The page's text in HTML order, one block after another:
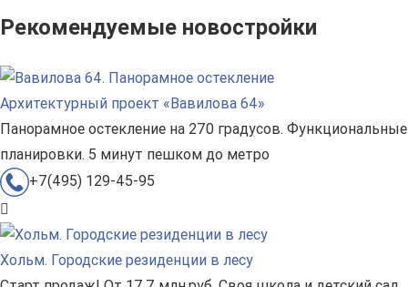
Рекомендуемые новостройки
Архитектурный проект «Вавилова 64»
Панорамное остекление на 270 градусов. Функциональные
планировки. 5 минут пешком до метро
+7(495) 129-45-95
Хольм. Городские резиденции в лесу